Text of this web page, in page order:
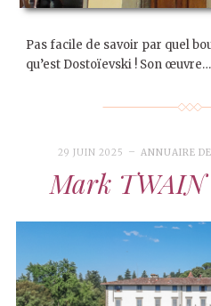
Pas facile de savoir par quel
qu’est Dostoïevski ! Son
29 JUIN 2025 ANNUAIRE
Mark TWAIN